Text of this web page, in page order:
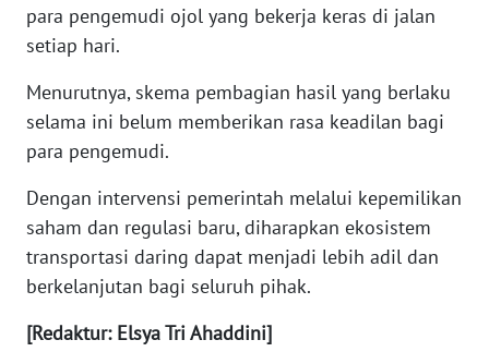
para pengemudi ojol yang bekerja keras di jalan
setiap hari.
Menurutnya, skema pembagian hasil yang berlaku
selama ini belum memberikan rasa keadilan bagi
para pengemudi.
Dengan intervensi pemerintah melalui kepemilikan
saham dan regulasi baru, diharapkan ekosistem
transportasi daring dapat menjadi lebih adil dan
berkelanjutan bagi seluruh pihak.
[Redaktur: Elsya Tri Ahaddini]
WN
SULBAR
BABEL
WN
SUMBAR
WN
SUMSEL